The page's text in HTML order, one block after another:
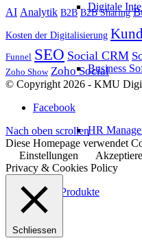
Digitale
Business
HR
Produkte
AI Analytik B2B B2B Sharing
Kosten der Digitalisierung
Funnel SEO Social CRM
Zoho Show Zoho Social
© Copyright 2026 - KMU
Facebook
Nach oben scrollen
Diese Homepage verwendet
Einstellungen
Privacy & Cookies Policy
Schliessen